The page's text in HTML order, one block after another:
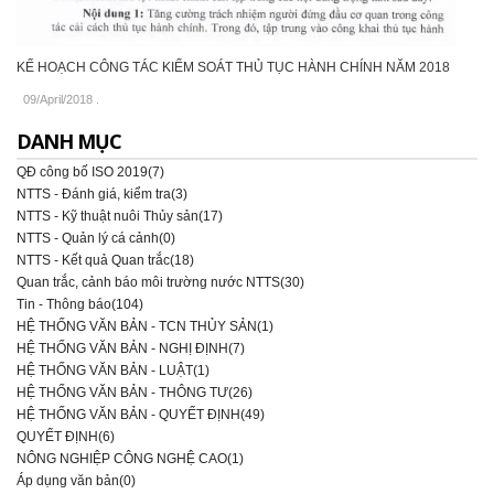
KẾ HOẠCH CÔNG TÁC KIỂM SOÁT THỦ TỤC HÀNH CHÍNH NĂM 2018
09/April/2018
DANH MỤC
QĐ công bố ISO 2019(7)
NTTS - Đánh giá, kiểm tra(3)
NTTS - Kỹ thuật nuôi Thủy sản(17)
NTTS - Quản lý cá cảnh(0)
NTTS - Kết quả Quan trắc(18)
Quan trắc, cảnh báo môi trường nước NTTS(30)
Tin - Thông báo(104)
HỆ THỐNG VĂN BẢN - TCN THỦY SẢN(1)
HỆ THỐNG VĂN BẢN - NGHỊ ĐỊNH(7)
HỆ THỐNG VĂN BẢN - LUẬT(1)
HỆ THỐNG VĂN BẢN - THÔNG TƯ(26)
HỆ THỐNG VĂN BẢN - QUYẾT ĐỊNH(49)
QUYẾT ĐỊNH(6)
NÔNG NGHIỆP CÔNG NGHỆ CAO(1)
Áp dụng văn bản(0)